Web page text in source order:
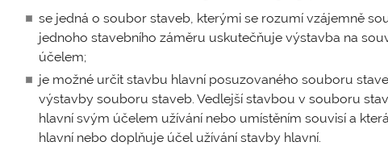
se jedná o soubor staveb, kterými se rozumí vzájemně
jednoho stavebního záměru uskutečňuje výstavba na
účelem;
je možné určit stavbu hlavní posuzovaného souboru
výstavby souboru staveb. Vedlejší stavbou v souboru
hlavní svým účelem užívání nebo umístěním souvisí a
hlavní nebo doplňuje účel užívání stavby hlavní.